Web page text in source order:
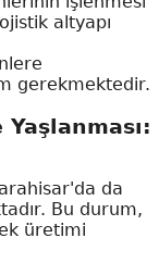
altyapı
gerekmektedir.
da
Bu durum,
üretimi